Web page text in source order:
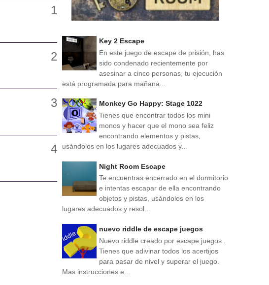
Key 2 Escape
En este juego de escape de prisión, has
sido condenado recientemente por
asesinar a cinco personas, tu ejecución
está programada para mañana...
Monkey Go Happy: Stage 1022
Tienes que encontrar todos los mini
monos y hacer que el mono sea feliz
encontrando elementos y pistas,
usándolos en los lugares adecuados y...
Night Room Escape
Te encuentras encerrado en el dormitorio
e intentas escapar de ella encontrando
objetos y pistas, usándolos en los
lugares adecuados y resol...
nuevo riddle de escape juegos
Nuevo riddle creado por escape juegos .
Tienes que adivinar todos los acertijos
para pasar de nivel y superar el juego.
Mas instrucciones e...